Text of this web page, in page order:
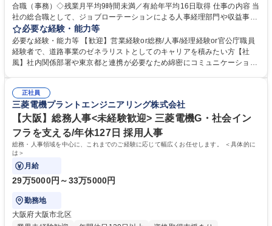
合職（事務）◇残業月平均9時間未満／有給年平均16日取得 仕事の内容 当
社の総合職として、ジョブローテーションによる人事経理部門や収益事業
等のフロント部門の部署等幅広い部署での業務をお任せいたします。研修
制度やキャリア支援が充実しております！ ※下記業務詳細 【業務詳細】■
管理部門：広報、人事、経理など当公社の運営に係る管理業務 ■収益部
門：駐車場の新規開拓、管理運営、新宿駅西口広場の「イベントコーナ
道路施設や道路工事現場の見学ツアー事業 ※入社後は上記いずれかの部門
へ配属。※業務内容変更の範囲：会社の定める業務 募集職種 【都庁グル
ープ】総合職（事務）◇残業月平均9時間未満／有給年平均16日取得
必要な経験・能力等
必要な経験・能力等 【歓迎】営業経験or総務/人事/経理経験or官公庁職員
経験者で、道路事業のゼネラリストとしてのキャリアを積みたい方【社
風】社内関係部署や東京都と連携が必要なため綿密にコミュニケーション
部門など多岐に渡る業務を経験できます。 ■様々なプロジェクト：駐車場
事業の他、新宿駅西口広場内に設置された照明を兼ねた広告「ブライトサ
イン」の管理運営を行うなど、事業収益を生み出す活動を積極的に行って
います。 学歴・資格 学歴：大学院 大学 高専 短大 専修学校 高校 語学力：
資格：
正社員
三菱電機プラントエンジニアリング株式会社
【大阪】総務人事<未経験歓迎> 三菱電機G・社会イン
フラを支える/年休127日 採用人事
総務・人事領域を中心に、これまでのご経験に応じて幅広くお任せします。 ＜具体的に
は＞
月給
29万5000円～33万5000円
勤務地
大阪府大阪市北区